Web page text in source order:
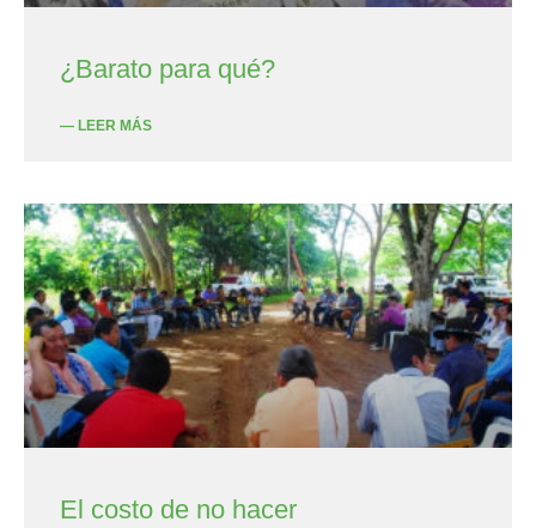
¿Barato para qué?
— LEER MÁS
El costo de no hacer